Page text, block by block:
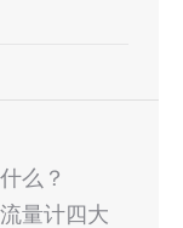
么？
量计四大